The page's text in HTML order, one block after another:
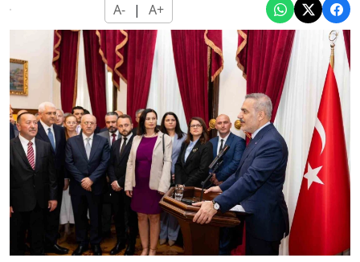
A- | A+